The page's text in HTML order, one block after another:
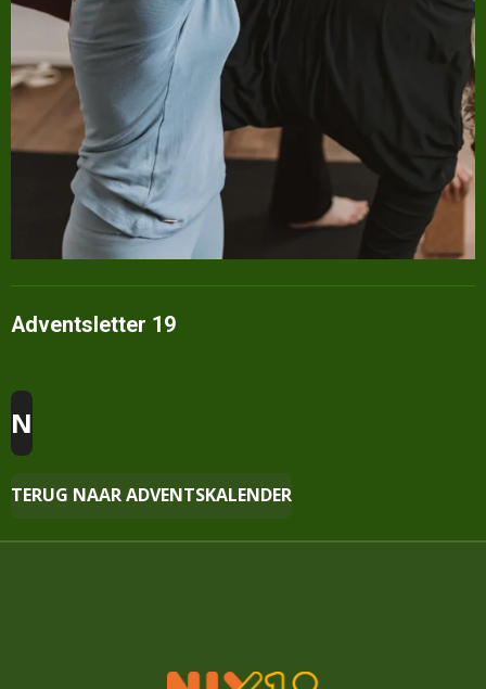
Adventsletter 19
N
TERUG NAAR ADVENTSKALENDER